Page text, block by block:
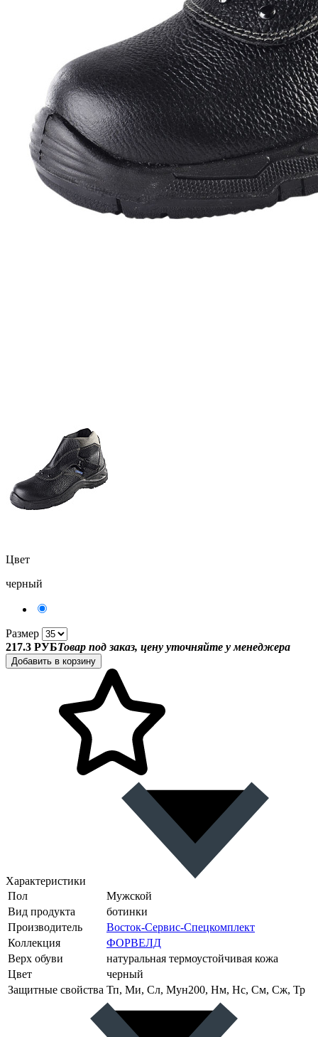
Цвет
черный
Размер
217.3 РУБТовар под заказ, цену уточняйте у менеджера
Добавить в корзину
Характеристики
Пол
Мужской
Вид продукта
ботинки
Производитель
Восток-Сервис-Спецкомплект
Коллекция
ФОРВЕЛД
Верх обуви
натуральная термоустойчивая кожа
Цвет
черный
Защитные свойства Тп, Ми, Сл, Мун200, Нм, Нс, См, Сж, Тр